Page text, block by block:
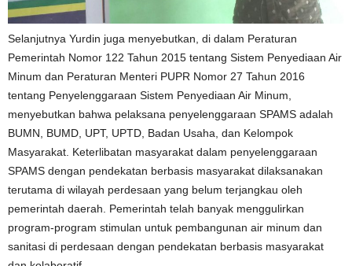
Selanjutnya Yurdin juga menyebutkan, di dalam Peraturan
Pemerintah Nomor 122 Tahun 2015 tentang Sistem Penyediaan Air
Minum dan Peraturan Menteri PUPR Nomor 27 Tahun 2016
tentang Penyelenggaraan Sistem Penyediaan Air Minum,
menyebutkan bahwa pelaksana penyelenggaraan SPAMS adalah
BUMN, BUMD, UPT, UPTD, Badan Usaha, dan Kelompok
Masyarakat. Keterlibatan masyarakat dalam penyelenggaraan
SPAMS dengan pendekatan berbasis masyarakat dilaksanakan
terutama di wilayah perdesaan yang belum terjangkau oleh
pemerintah daerah. Pemerintah telah banyak menggulirkan
program-program stimulan untuk pembangunan air minum dan
sanitasi di perdesaan dengan pendekatan berbasis masyarakat